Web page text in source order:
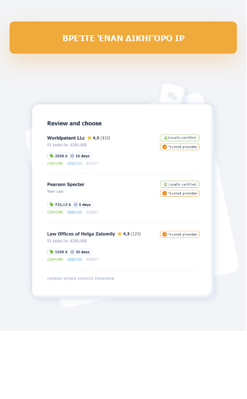
ΒΡΕΊΤΕ ΈΝΑΝ ΔΙΚΗΓΌΡΟ IP